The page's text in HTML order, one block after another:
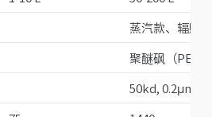
蒸汽款、辐照款
聚醚砜（PES）
50kd, 0.2μm